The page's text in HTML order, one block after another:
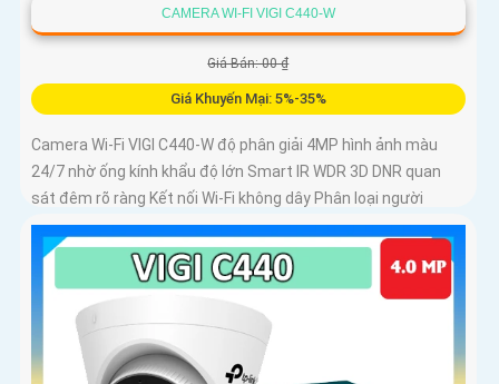
CAMERA WI-FI VIGI C440-W
Giá Bán: 00 ₫
Giá Khuyến Mại: 5%-35%
Camera Wi-Fi VIGI C440-W độ phân giải 4MP hình ảnh màu
24/7 nhờ ống kính khẩu độ lớn Smart IR WDR 3D DNR quan
sát đêm rõ ràng Kết nối Wi-Fi không dây Phân loại người
phương tiện cảnh báo xâm nhập Âm thanh hai chiều Chuẩn
nén H.265+ Lưu trữ microSD 256GB IP66 chống nước